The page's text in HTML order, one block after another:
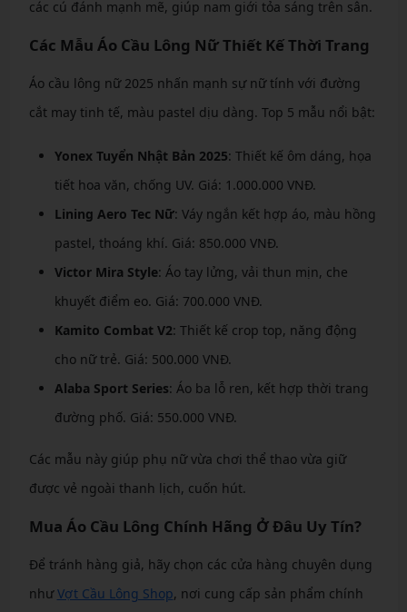
các cú đánh mạnh mẽ, giúp nam giới tỏa sáng trên sân.
Các Mẫu Áo Cầu Lông Nữ Thiết Kế Thời Trang
Áo cầu lông nữ 2025 nhấn mạnh sự nữ tính với đường
cắt may tinh tế, màu pastel dịu dàng. Top 5 mẫu nổi bật:
Yonex Tuyển Nhật Bản 2025: Thiết kế ôm dáng, họa
tiết hoa văn, chống UV. Giá: 1.000.000 VNĐ.
Lining Aero Tec Nữ: Váy ngắn kết hợp áo, màu hồng
pastel, thoáng khí. Giá: 850.000 VNĐ.
Victor Mira Style: Áo tay lửng, vải thun mịn, che
khuyết điểm eo. Giá: 700.000 VNĐ.
Kamito Combat V2: Thiết kế crop top, năng động
cho nữ trẻ. Giá: 500.000 VNĐ.
Alaba Sport Series: Áo ba lỗ ren, kết hợp thời trang
đường phố. Giá: 550.000 VNĐ.
Các mẫu này giúp phụ nữ vừa chơi thể thao vừa giữ
được vẻ ngoài thanh lịch, cuốn hút.
Mua Áo Cầu Lông Chính Hãng Ở Đâu Uy Tín?
Để tránh hàng giả, hãy chọn các cửa hàng chuyên dụng
nhưVợt Cầu Lông Shop, nơi cung cấp sản phẩm chính